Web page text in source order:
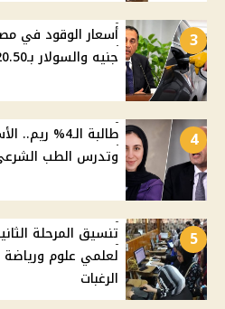
3
جنيه والسولار بـ20.50 جنيه
4
طالبة الـ4%
وتدرس الطب الشرعي
5
لعلمي علوم
الرغبات